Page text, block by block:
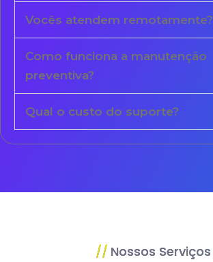
Vocês atendem remotamente?
Como funciona a manutenção
preventiva?
Qual o custo do suporte?
Nossos Serviços